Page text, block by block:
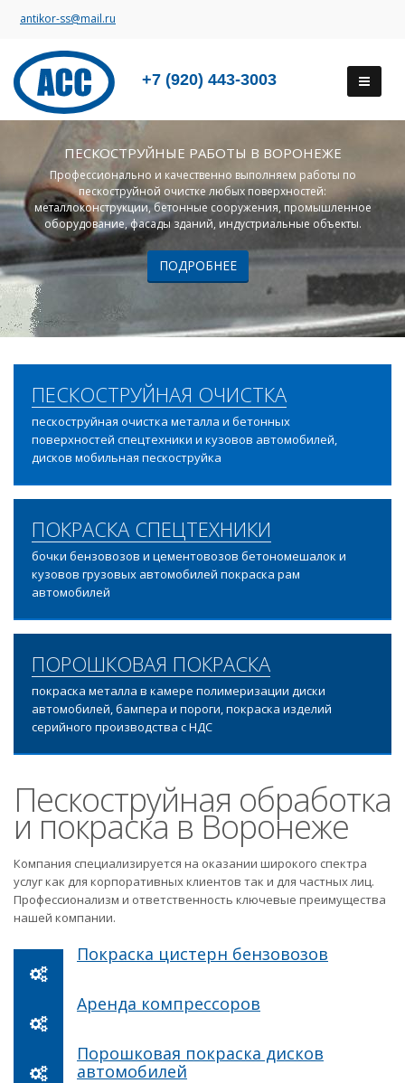
antikor-ss@mail.ru
+7 (920) 443-3003
ПЕСКОСТРУЙНЫЕ РАБОТЫ В ВОРОНЕЖЕ
Профессионально и качественно выполняем работы по
пескоструйной очистке любых поверхностей:
металлоконструкции, бетонные сооружения, промышленное
оборудование, фасады зданий, индустриальные объекты.
ПОДРОБНЕЕ
ПЕСКОСТРУЙНАЯ ОЧИСТКА
пескоструйная очистка металла и бетонных
поверхностей спецтехники и кузовов автомобилей,
дисков мобильная пескоструйка
ПОКРАСКА СПЕЦТЕХНИКИ
бочки бензовозов и цементовозов бетономешалок и
кузовов грузовых автомобилей покраска рам
автомобилей
ПОРОШКОВАЯ ПОКРАСКА
покраска металла в камере полимеризации диски
автомобилей, бампера и пороги, покраска изделий
серийного производства с НДС
Пескоструйная обработка
и покраска в Воронеже
Компания специализируется на оказании широкого спектра
услуг как для корпоративных клиентов так и для частных лиц.
Профессионализм и ответственность ключевые преимущества
нашей компании.
Покраска цистерн бензовозов
Аренда компрессоров
Порошковая покраска дисков
автомобилей